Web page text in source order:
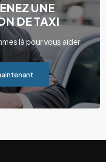
UNE
DE TAXI
là pour vous aider.